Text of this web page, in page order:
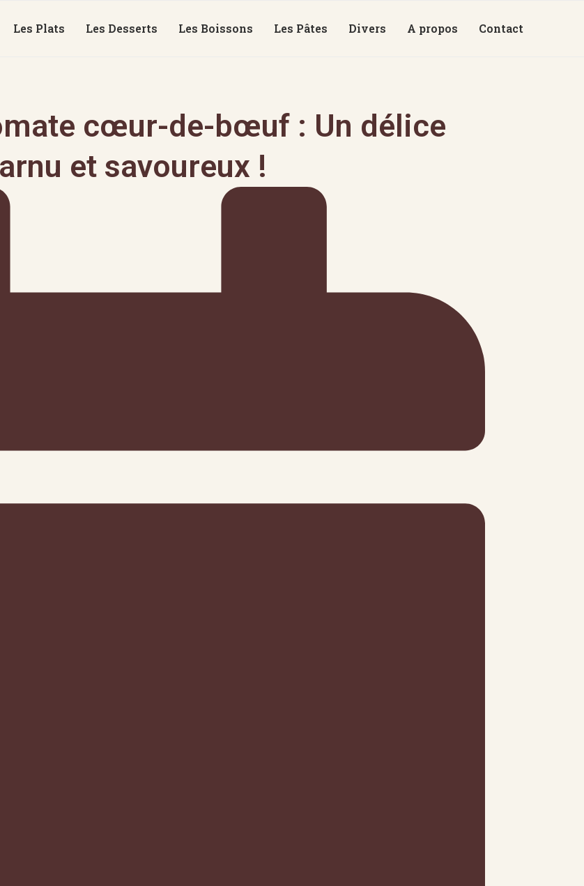
Les Plats Les Desserts Les Boissons Les Pâtes Divers A propos Contact
cœur-de-bœuf : Un délice
et savoureux !